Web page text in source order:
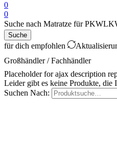
0
0
Suche nach Matratze für PKW
Suche
für dich empfohlen
Großhändler / Fachhändler
Placeholder for ajax description
Leider gibt es keine Produkte, die
Suchen Nach: